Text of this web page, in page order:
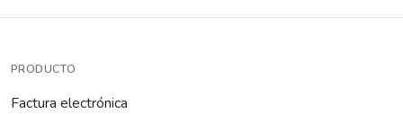
PRODUCTO
Factura electrónica